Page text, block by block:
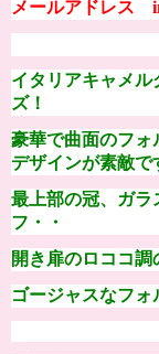
メールアドレス
イタリアキャメル
ズ！
豪華で曲面のフォ
デザインが素敵で
最上部の冠、ガラ
フ・・
開き扉のロココ調
ゴージャスなフ